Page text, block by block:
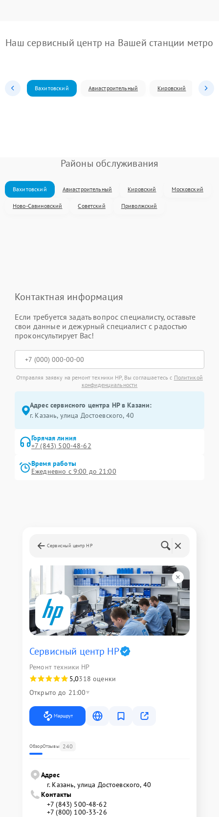
Наш сервисный центр на Вашей станции метро
Вахитовский Авиастроительный Кировский
Районы обслуживания
Вахитовский Авиастроительный Кировский Московский
Ново-Савиновский Советский Приволжский
Контактная информация
Если требуется задать вопрос специалисту, оставьте
свои данные и дежурный специалист с радостью
проконсультирует Вас!
Отправляя заявку на ремонт техники HP, Вы соглашаетесь с Политикой
конфиденциальности
Адрес сервисного центра HP в Казани:
г. Казань, улица Достоевского, 40
Горячая линия
+7 (843) 500-48-62
Время работы
Ежедневно с 9:00 до 21:00
Сервисный центр HP
Сервисный центр HP
Ремонт техники HP
5,0318 оценки
Открыто до 21:00
Маршрут
ОбзорОтзывы 240
Адрес
г. Казань, улица Достоевского, 40
Контакты
+7 (843) 500-48-62
+7 (800) 100-33-26